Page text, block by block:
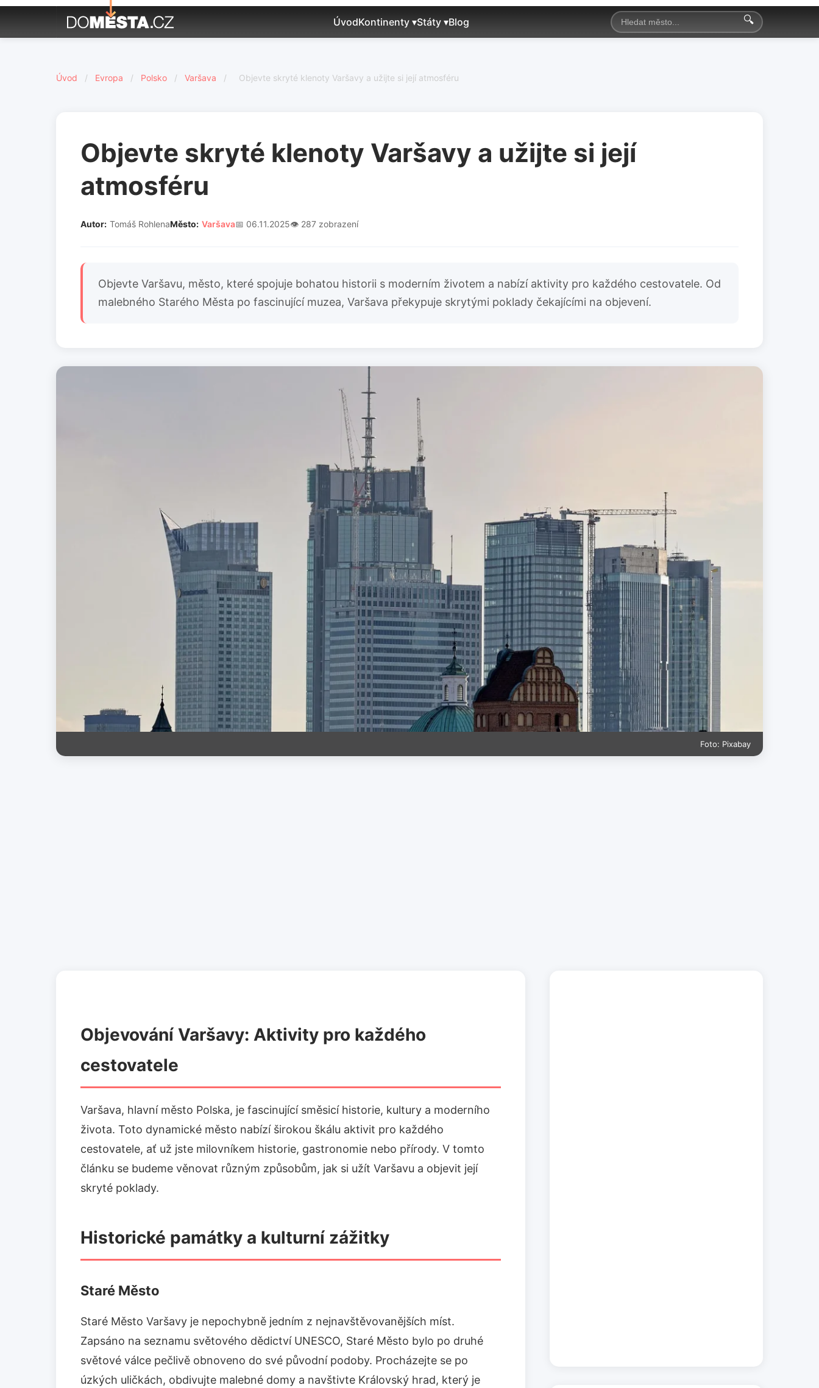
ÚvodKontinenty ▾Státy ▾Blog 🔍
Úvod / Evropa / Polsko / Varšava / Objevte skryté klenoty Varšavy a užijte si její atmosféru
Objevte skryté klenoty Varšavy a užijte si její
atmosféru
Autor: Tomáš RohlenaMěsto: Varšava📅 06.11.2025👁️ 287 zobrazení
Objevte Varšavu, město, které spojuje bohatou historii s moderním životem a nabízí aktivity pro každého cestovatele. Od
malebného Starého Města po fascinující muzea, Varšava překypuje skrytými poklady čekajícími na objevení.
Foto: Pixabay
Objevování Varšavy: Aktivity pro každého
cestovatele
Varšava, hlavní město Polska, je fascinující směsicí historie, kultury a moderního
života. Toto dynamické město nabízí širokou škálu aktivit pro každého
cestovatele, ať už jste milovníkem historie, gastronomie nebo přírody. V tomto
článku se budeme věnovat různým způsobům, jak si užít Varšavu a objevit její
skryté poklady.
Historické památky a kulturní zážitky
Staré Město
Staré Město Varšavy je nepochybně jedním z nejnavštěvovanějších míst.
Zapsáno na seznamu světového dědictví UNESCO, Staré Město bylo po druhé
světové válce pečlivě obnoveno do své původní podoby. Procházejte se po
úzkých uličkách, obdivujte malebné domy a navštivte Královský hrad, který je